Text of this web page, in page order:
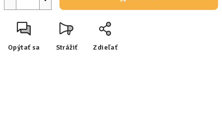
Opýtať sa Strážiť Zdieľať